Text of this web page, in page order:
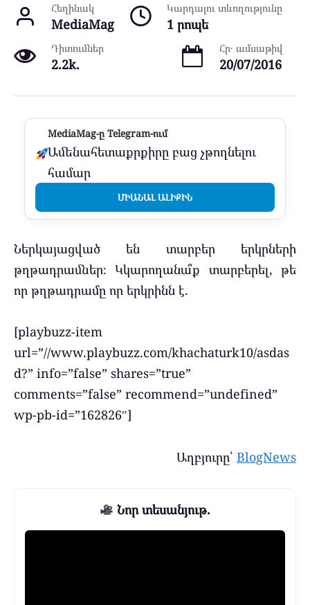
Հեղինակ
MediaMag
Կարդալու տևողությունը
1 րոպե
Դիտումներ
2.2k.
Հր․ ամսաթիվ
20/07/2016
MediaMag-ը Telegram-ում
Ամենահետաքրքիրը բաց չթողնելու
համար
ՄԻԱՆԱԼ ԱԼԻՔԻՆ
Ներկայացված են տարբեր երկրների
թղթադրամներ։ Կկարողանա՞ք տարբերել, թե
որ թղթադրամը որ երկրինն է.
[playbuzz-item
url=”//www.playbuzz.com/khachaturk10/asdas
d?” info=”false” shares=”true”
comments=”false” recommend=”undefined”
wp-pb-id=”162826″]
Աղբյուրը՝ BlogNews
Նոր տեսանյութ.